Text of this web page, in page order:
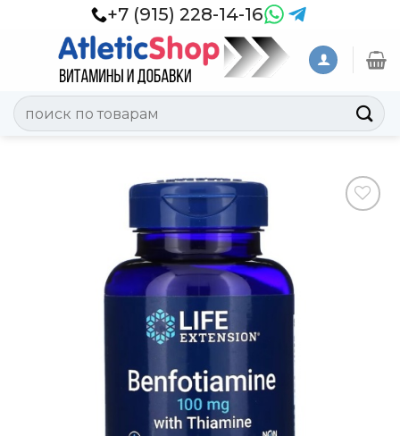
+7 (915) 228-14-16
Искать: